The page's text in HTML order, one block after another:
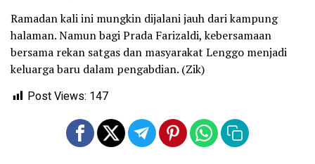
Ramadan kali ini mungkin dijalani jauh dari kampung
halaman. Namun bagi Prada Farizaldi, kebersamaan
bersama rekan satgas dan masyarakat Lenggo menjadi
keluarga baru dalam pengabdian. (Zik)
Post Views: 147